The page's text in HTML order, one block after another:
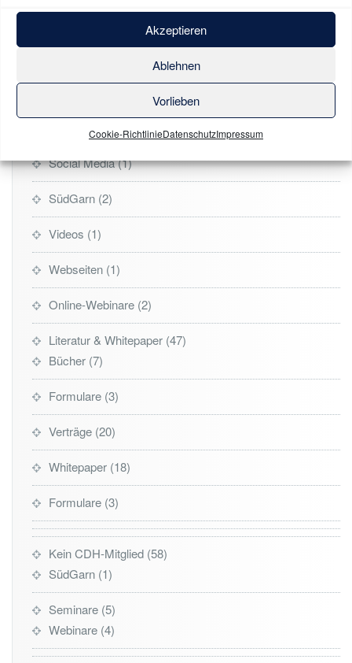
Akzeptieren
Ablehnen
Vorlieben
Cookie-RichtlinieDatenschutzImpressum
SEA & SEO 2
Social Media 1
SüdGarn 2
Videos 1
Webseiten 1
Online-Webinare 2
Literatur & Whitepaper 47
Bücher 7
Formulare 3
Verträge 20
Whitepaper 18
Formulare 3
Kein CDH-Mitglied 58
SüdGarn 1
Seminare 5
Webinare 4